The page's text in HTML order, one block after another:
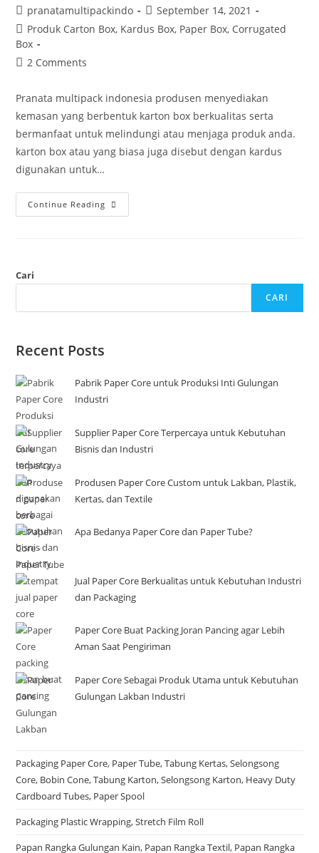
pranatamultipackindo
September 14, 2021
Produk Carton Box, Kardus Box, Paper Box, Corrugated
Box
2 Comments
Pranata multipack indonesia produsen menyediakan
kemasan yang berbentuk karton box berkualitas serta
bermanfaat untuk melindungi atau menjaga produk anda.
karton box atau yang biasa juga disebut dengan kardus
digunakan untuk…
Continue Reading
Cari
CARI
Recent Posts
Pabrik Paper Core untuk Produksi Inti Gulungan
Industri
Supplier Paper Core Terpercaya untuk Kebutuhan
Bisnis dan Industri
Produsen Paper Core Custom untuk Lakban, Plastik,
Kertas, dan Textile
Apa Bedanya Paper Core dan Paper Tube?
Jual Paper Core Berkualitas untuk Kebutuhan Industri
dan Packaging
Paper Core Buat Packing Joran Pancing agar Lebih
Aman Saat Pengiriman
Paper Core Sebagai Produk Utama untuk Kebutuhan
Gulungan Lakban Industri
Packaging Paper Core, Paper Tube, Tabung Kertas, Selongsong
Core, Bobin Cone, Tabung Karton, Selongsong Karton, Heavy Duty
Cardboard Tubes, Paper Spool
Packaging Plastic Wrapping, Stretch Film Roll
Papan Rangka Gulungan Kain, Papan Rangka Textil, Papan Rangka